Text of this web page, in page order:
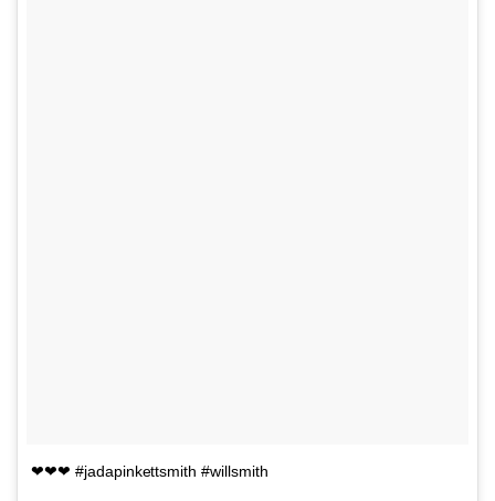
❤❤❤ #jadapinkettsmith #willsmith